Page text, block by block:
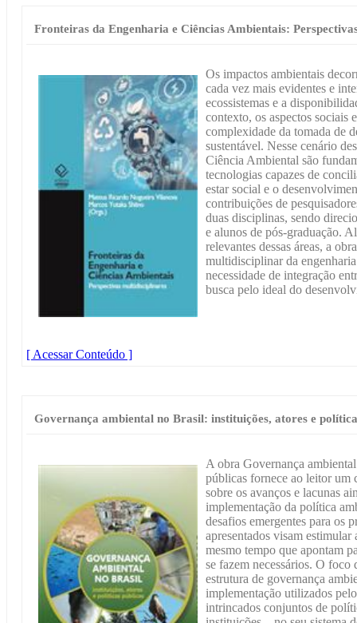
Fronteiras da Engenharia e Ciências Ambientais:
Os impactos ambientais
cada vez mais evidentes e
ecossistemas e a
contexto, os aspectos sociais
complexidade da tomada de
sustentável. Nesse cenário
Ciência Ambiental são
tecnologias capazes de
estar social e o
contribuições de
duas disciplinas, sendo
e alunos de pós-graduação.
relevantes dessas áreas, a
multidisciplinar da
necessidade de integração
busca pelo ideal do
[ Acessar Conteúdo ]
Governança ambiental no Brasil: instituições, atores e
A obra Governança
públicas fornece ao leitor um
sobre os avanços e lacunas
implementação da política
desafios emergentes para os
apresentados visam
mesmo tempo que apontam
se fazem necessários. O foco
estrutura de governança
implementação utilizados
intrincados conjuntos de